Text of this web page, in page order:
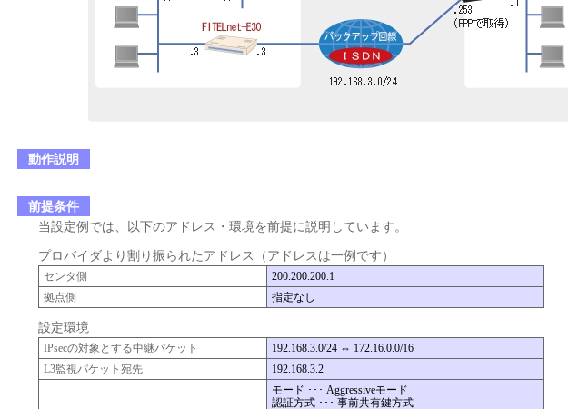
動作説明
前提条件
当設定例では、以下のアドレス・環境を前提に説明しています。
プロバイダより割り振られたアドレス（アドレスは一例です）
センタ側
200.200.200.1
拠点側
指定なし
設定環境
IPsecの対象とする中継パケット
192.168.3.0/24 ⇔ 172.16.0.0/16
L3監視パケット宛先
192.168.3.2
モード ･･･ Aggressiveモード
認証方式 ･･･ 事前共有鍵方式